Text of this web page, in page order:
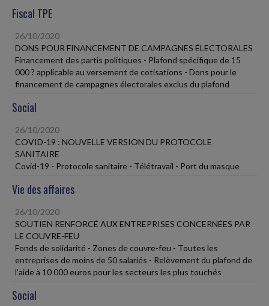
Fiscal TPE
26/10/2020
DONS POUR FINANCEMENT DE CAMPAGNES ÉLECTORALES
Financement des partis politiques - Plafond spécifique de 15
000 ? applicable au versement de cotisations - Dons pour le
financement de campagnes électorales exclus du plafond
Social
26/10/2020
COVID-19 : NOUVELLE VERSION DU PROTOCOLE
SANITAIRE
Covid-19 - Protocole sanitaire - Télétravail - Port du masque
Vie des affaires
26/10/2020
SOUTIEN RENFORCÉ AUX ENTREPRISES CONCERNÉES PAR
LE COUVRE-FEU
Fonds de solidarité - Zones de couvre-feu - Toutes les
entreprises de moins de 50 salariés - Relèvement du plafond de
l'aide à 10 000 euros pour les secteurs les plus touchés
Social